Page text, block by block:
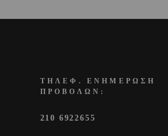
ΤΗΛΕΦ. ΕΝΗΜΕΡΩΣΗ
ΠΡΟΒΟΛΩΝ:
210 6922655